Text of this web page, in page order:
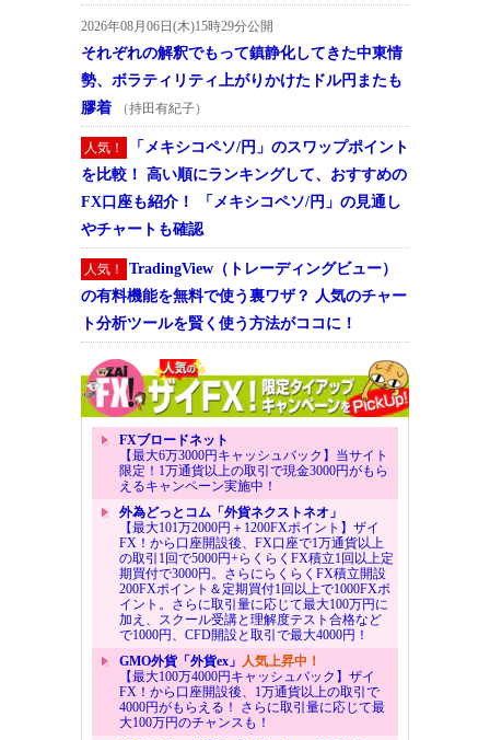
2026年08月06日(木)15時29分公開
それぞれの解釈でもって鎮静化してきた中東情
勢、ボラティリティ上がりかけたドル円またも
膠着
（持田有紀子）
人気！
「メキシコペソ/円」のスワップポイント
を比較！ 高い順にランキングして、おすすめの
FX口座も紹介！ 「メキシコペソ/円」の見通し
やチャートも確認
人気！
TradingView（トレーディングビュー）
の有料機能を無料で使う裏ワザ？ 人気のチャー
ト分析ツールを賢く使う方法がココに！
FXブロードネット
【最大6万3000円キャッシュバック】当サイト
限定！1万通貨以上の取引で現金3000円がもら
えるキャンペーン実施中！
外為どっとコム「外貨ネクストネオ」
【最大101万2000円＋1200FXポイント】ザイ
FX！から口座開設後、FX口座で1万通貨以上
の取引1回で5000円+らくらくFX積立1回以上定
期買付で3000円。さらにらくらくFX積立開設
200FXポイント＆定期買付1回以上で1000FXポ
イント。さらに取引量に応じて最大100万円に
加え、スクール受講と理解度テスト合格など
で1000円、CFD開設と取引で最大4000円！
GMO外貨「外貨ex」 人気上昇中！
【最大100万4000円キャッシュバック】ザイ
FX！から口座開設後、1万通貨以上の取引で
4000円がもらえる！ さらに取引量に応じて最
大100万円のチャンスも！